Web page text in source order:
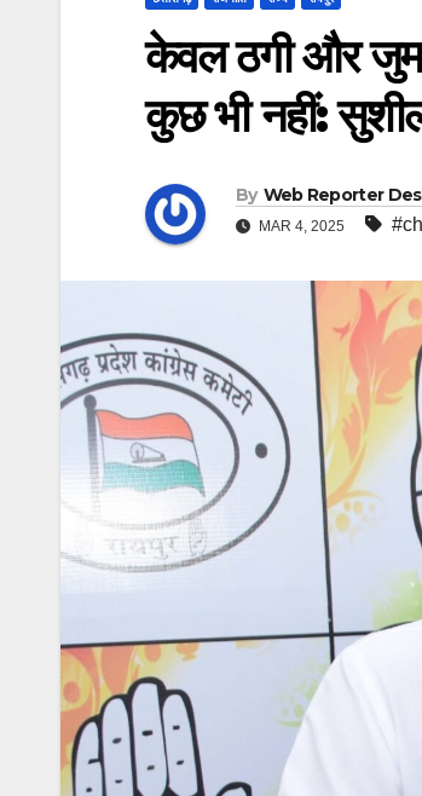
केवल ठगी और
कुछ भी नहीं:
By Web Reporter
MAR 4, 2025